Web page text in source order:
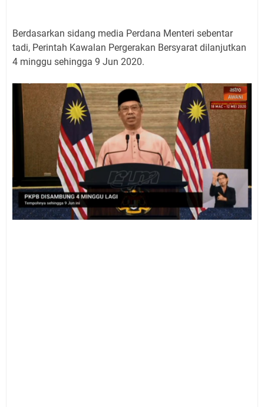
Berdasarkan sidang media Perdana Menteri sebentar
tadi, Perintah Kawalan Pergerakan Bersyarat dilanjutkan
4 minggu sehingga 9 Jun 2020.